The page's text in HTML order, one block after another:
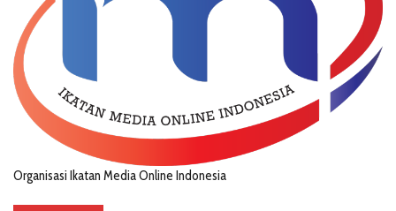
Organisasi Ikatan Media Online Indonesia